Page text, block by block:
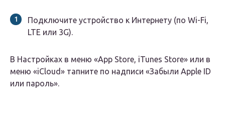
Подключите устройство к Интернету (по Wi-Fi,
LTE или 3G).
В Настройках в меню «App Store, iTunes Store» или в
меню «iCloud» тапните по надписи «Забыли Apple ID
или пароль».